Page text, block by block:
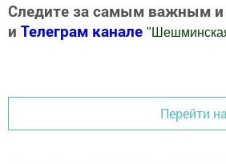
Следите за самым важным
и Телеграм канале "
Перейти